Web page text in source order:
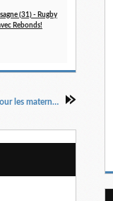
(31) - Rugby
Rebonds!
CASSAGNE - Une école en couleur pour les maternelles